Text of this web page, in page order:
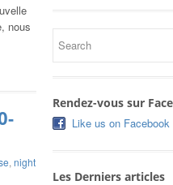
nous
, night
Rendez-vous sur
Like us on Facebook
Les Derniers articles